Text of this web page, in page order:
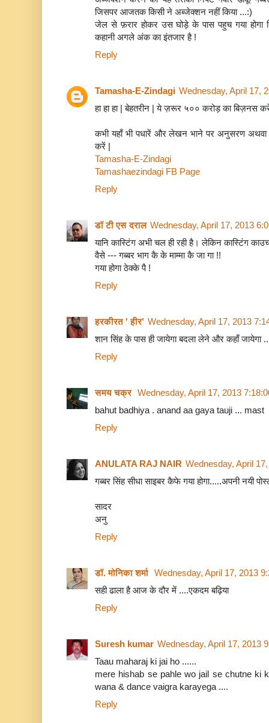
जिसपर आजतक किसी ने अब्जेक्शन नहीं किया ...:)
जेल से फ़रार होकर उस घोड़े के पास पहुच गया
कहानी अगले अंक का इंतजार है !
Reply
Tamasha-E-Zindagi Wednesday, April 17,
हा हा हा | बेहतरीन | ये ज़रूर ५०० करोड़ का बिज़नस
कभी यहाँ भी पधारें और लेखन भाने पर अनुसरण
करें |
Tamasha-E-Zindagi
Tamashaezindagi FB Page
Reply
डॉ टी एस दराल Wednesday, April 17, 2013
यानि कास्टिंग अभी चल ही रही है। लेकिन कास्टिंग
वैसे --- गब्बर भाग कै के माम्मा कै जा गा !!
गया होगा ठेक्के पै !
Reply
हरकीरत ' हीर' Wednesday, April 17, 2013
शान सिंह के पास ही जायेगा बदला लेने और कहाँ जायेगा
Reply
समय चक्र Wednesday, April 17, 2013
bahut badhiya . anand aa gaya tauji ... mast
Reply
ANULATA RAJ NAIR Wednesday, April
गब्बर सिंह सीधा साइबर कैफे गया होगा.....अपनी नयी
सादर
अनु
Reply
डॉ. मोनिका शर्मा Wednesday, April 17, 2013
सही ढाला है आज के दौर में ....एकदम बढ़िया
Reply
Suresh kumar Wednesday, April 17, 2013
Taau maharaj ki jai ho ......
mere hishab se pahle wo jail se chutne ki
wana & dance vaigra karayega ....
Reply